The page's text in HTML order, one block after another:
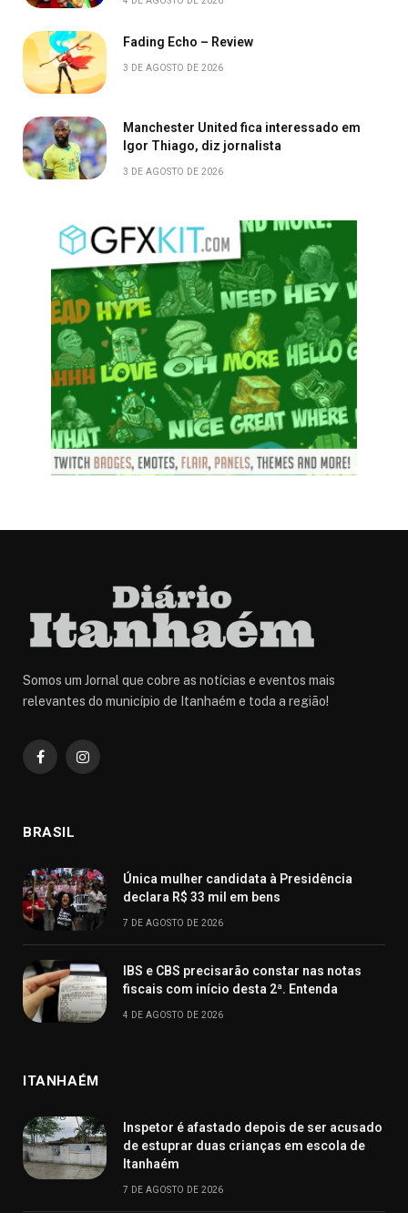
Fading Echo – Review
3 DE AGOSTO DE 2026
Manchester United fica interessado em
Igor Thiago, diz jornalista
3 DE AGOSTO DE 2026
Somos um Jornal que cobre as notícias e eventos mais
relevantes do município de Itanhaém e toda a região!
FacebookInstagram
BRASIL
Única mulher candidata à Presidência
declara R$ 33 mil em bens
7 DE AGOSTO DE 2026
IBS e CBS precisarão constar nas notas
fiscais com início desta 2ª. Entenda
4 DE AGOSTO DE 2026
ITANHAÉM
Inspetor é afastado depois de ser acusado
de estuprar duas crianças em escola de
Itanhaém
7 DE AGOSTO DE 2026